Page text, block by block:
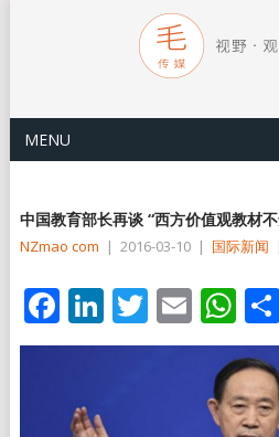
MENU
中国教育部长再谈 “西方价值观教材
NZmao com | 2016-03-10 | 国际新闻
Facebook
LinkedIn
Twitter
Email